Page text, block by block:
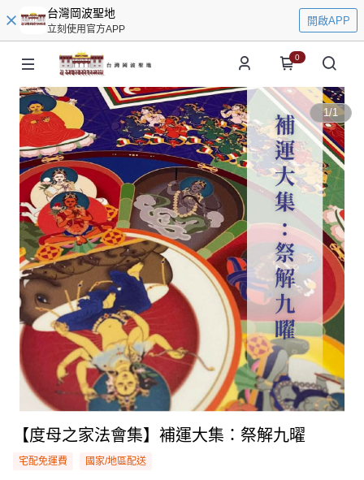
台灣岡波聖地
立刻使用官方APP
開啟APP
0
1/1
【度母之家法會集】補運大集：祭解九曜
宅配免運費 國家/地區配送